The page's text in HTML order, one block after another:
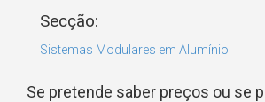
Secção:
Sistemas Modulares em Alumínio
Se pretende saber preços ou se